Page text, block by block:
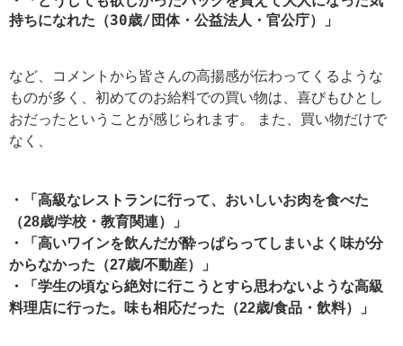
持ちになれた（30歳/団体・公益法人・官公庁）」
など、コメントから皆さんの高揚感が伝わってくるような
ものが多く、初めてのお給料での買い物は、喜びもひとし
おだったということが感じられます。 また、買い物だけで
なく、
・「高級なレストランに行って、おいしいお肉を食べた
（28歳/学校・教育関連）」
・「高いワインを飲んだが酔っぱらってしまいよく味が分
からなかった（27歳/不動産）」
・「学生の頃なら絶対に行こうとすら思わないような高級
料理店に行った。味も相応だった（22歳/食品・飲料）」